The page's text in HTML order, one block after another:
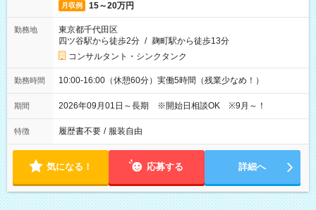
月収例 15～20万円
勤務地
東京都千代田区
四ツ谷駅から徒歩2分 / 麹町駅から徒歩13分
コンサルタント・シンクタンク
勤務時間 10:00-16:00（休憩60分）実働5時間（残業少なめ！）
期間 2026年09月01日～長期 ※開始日相談OK ※9月～！
特徴 履歴書不要 / 服装自由
気になる！ 応募する 詳細へ